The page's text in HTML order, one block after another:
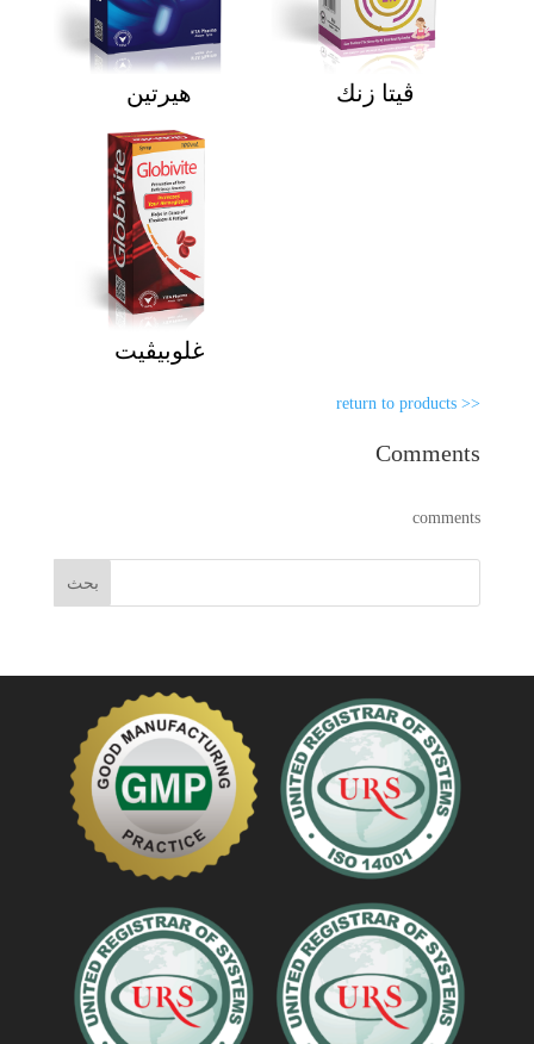
هيرتين ڨيتا زنك
غلوبيڤيت
<< return to products
Comments
comments